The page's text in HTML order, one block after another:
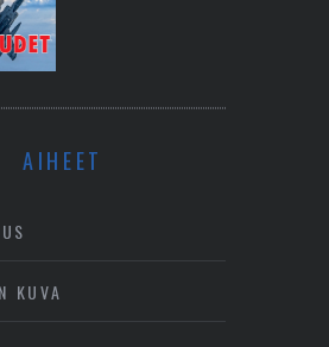
AIHEET
KUVA